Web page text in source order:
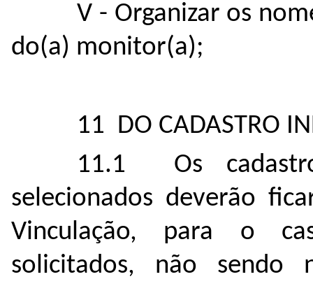
V - Organizar os
do(a) monitor(a);
11 DO CADASTRO
11.1 Os
selecionados deverão
Vinculação, para o
solicitados, não sendo